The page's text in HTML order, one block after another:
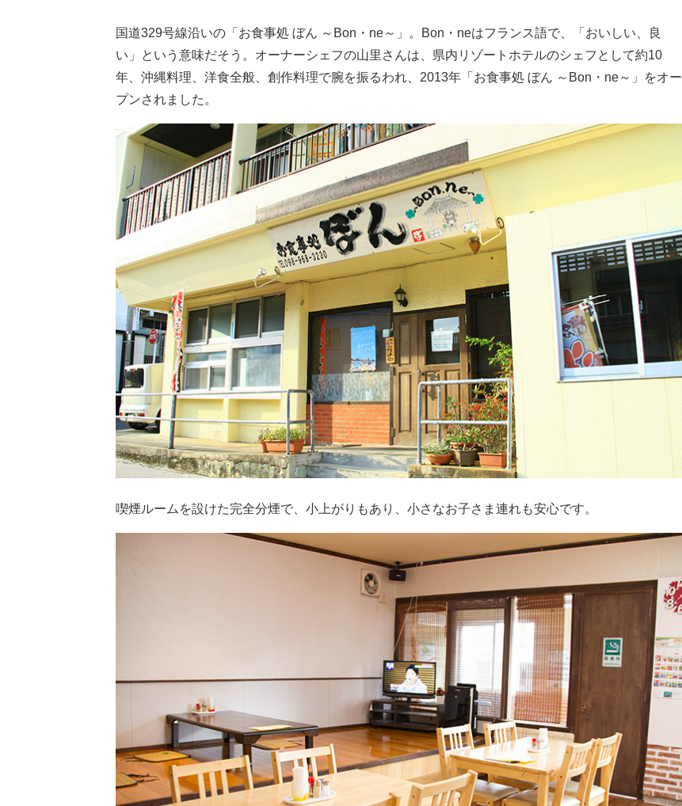
国道329号線沿いの「お食事処 ぼん ～Bon・ne～」。Bon・neはフランス語で、「おいしい、良
い」という意味だそう。オーナーシェフの山里さんは、県内リゾートホテルのシェフとして約10
年、沖縄料理、洋食全般、創作料理で腕を振るわれ、2013年「お食事処 ぼん ～Bon・ne～」をオー
プンされました。
喫煙ルームを設けた完全分煙で、小上がりもあり、小さなお子さま連れも安心です。